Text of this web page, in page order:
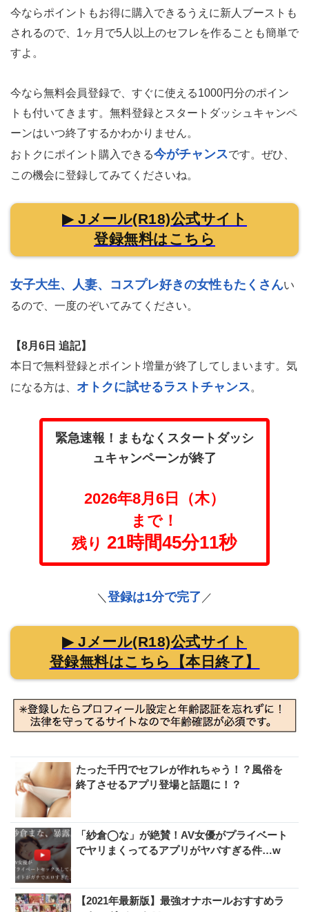
セフレが2人どころか5人ぐらい欲しいのであれば、忘れな
ンを利用
し、お得にポイントを追加してください！
今ならポイントもお得に購入できるうえに新人ブーストも
すよ。
トも付いてきます。
ーンはいつ終了するかわかりません。
おトクにポイント購入できる 今がチャンスです。ぜひ、
この機会に登録してみてくださいね。
▶ Jメール(R18)公式サイト
女子大生、人妻、コスプレ好きの女性もたくさん
るので、一度のぞいてみてください。
本日で無料登録とポイント増量が終了してしまいます。気
になる方は、オトクに試せるラストチャンス。
緊急速報！まもなくスタートダッシ
ュキャンペーンが終了
まで！
残り21時間45分10秒
＼登録は1分で完了／
▶ Jメール(R18)公式サイト
登録無料はこちら【本日終了】